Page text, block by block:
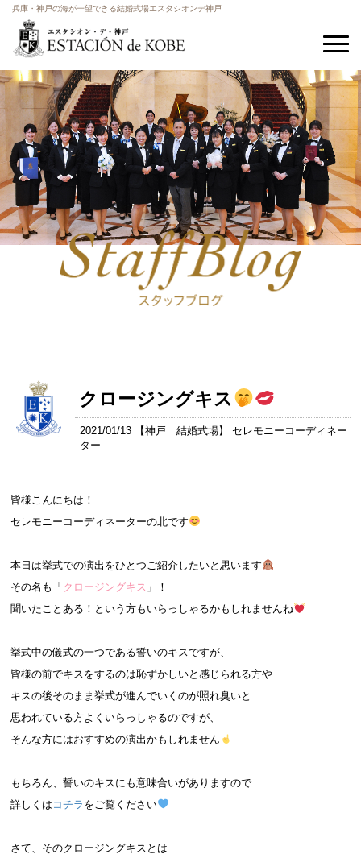
兵庫・神戸の海が一望できる結婚式場エスタシオンデ神戸
クロージングキス
2021/01/13 【神戸 結婚式場】 セレモニーコーディネー
ター
皆様こんにちは！
セレモニーコーディネーターの北です
本日は挙式での演出をひとつご紹介したいと思います
その名も「 クロージングキス 」！
聞いたことある！という方もいらっしゃるかもしれませんね
挙式中の儀式の一つである誓いのキスですが、
皆様の前でキスをするのは恥ずかしいと感じられる方や
キスの後そのまま挙式が進んでいくのが照れ臭いと
思われている方よくいらっしゃるのですが、
そんな方にはおすすめの演出かもしれません
もちろん、誓いのキスにも意味合いがありますので
詳しくは コチラ をご覧ください
さて、そのクロージングキスとは